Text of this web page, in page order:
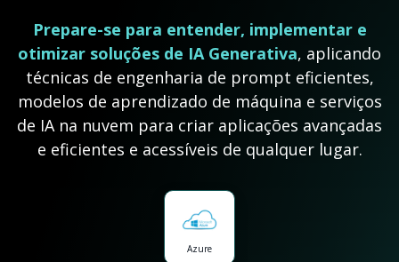
Prepare-se para entender, implementar e
otimizar soluções de IA Generativa, aplicando
técnicas de engenharia de prompt eficientes,
modelos de aprendizado de máquina e serviços
de IA na nuvem para criar aplicações avançadas
e eficientes e acessíveis de qualquer lugar.
Azure